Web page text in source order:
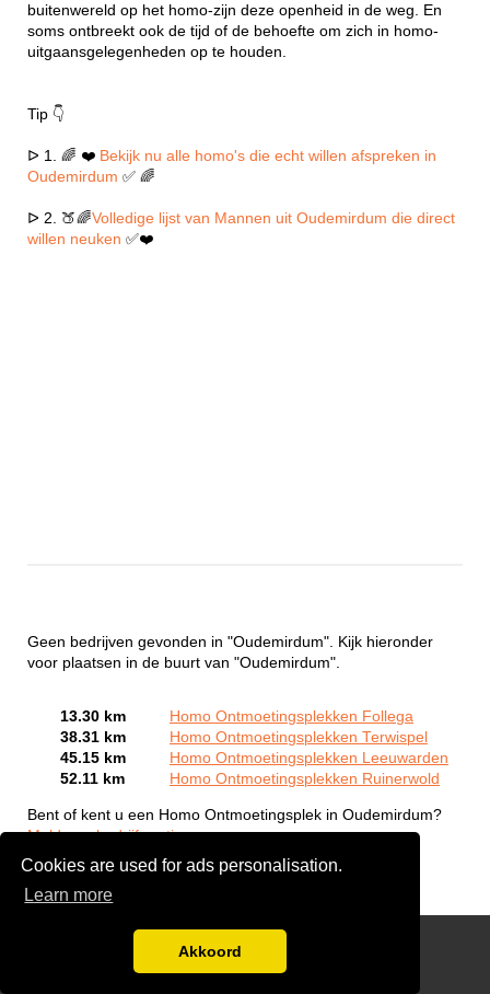
Cookies are used for ads personalisation.
Learn more
Akkoord
buitenwereld op het homo-zijn deze openheid in de weg. En
soms ontbreekt ook de tijd of de behoefte om zich in homo-
uitgaansgelegenheden op te houden.
Tip 👇
ᐅ 1. 🌈 ❤️ Bekijk nu alle homo's die echt willen afspreken in
Oudemirdum ✅ 🌈
ᐅ 2. 🍑🌈Volledige lijst van Mannen uit Oudemirdum die direct
willen neuken ✅❤️
Geen bedrijven gevonden in "Oudemirdum". Kijk hieronder
voor plaatsen in de buurt van "Oudemirdum".
13.30 km
Homo Ontmoetingsplekken Follega
38.31 km
Homo Ontmoetingsplekken Terwispel
45.15 km
Homo Ontmoetingsplekken Leeuwarden
52.11 km
Homo Ontmoetingsplekken Ruinerwold
Bent of kent u een Homo Ontmoetingsplek in Oudemirdum?
Meld een bedrijf gratis aan